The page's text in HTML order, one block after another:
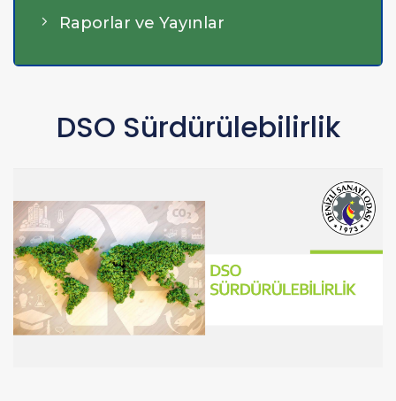
Raporlar ve Yayınlar
DSO Sürdürülebilirlik